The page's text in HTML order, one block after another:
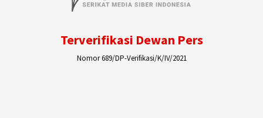
Terverifikasi Dewan Pers
Nomor 689/DP-Verifikasi/K/IV/2021